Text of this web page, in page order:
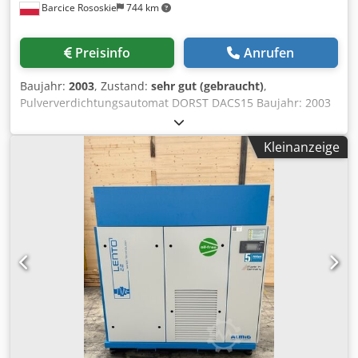
Ballenbindung ist voreingestellt und erfolgt bei geöffneter
Presskammer kann mit handelsüblichem,
vorgeschnittenem Draht oder mit Umreifungsband
Gabelstapler. Spezielle Kanäle an der Basis ermöglichen
das Einführen der Gabelzinken. - Die Ballenauswurftür
wird mittels Handrad verschlossen, was ein sicheres
Öffnen – auch bei besonders elastischen Materialien –
gewährleistet. Ein Endschalter sorgt dafür, dass die Tür
sicher verschlossen ist, bevor gepresst werden kann. Die
obere Tür verfügt über einen hydraulischen
Hebelverschluss mit Bedienelementen an der Maschine. -
Kann direkt an eine Wand gestellt werden, benötigt
lediglich Platz vorne für Beschickung und Ballenentnahme.
- Der Hydraulikkreis ist mit einem Sicherheitsblockier-
Ventil gegen Absturz des Stempels ausgestattet. - Die
Maschine muss am Boden befestigt werden und steht
über einer Auffangwanne für Reinigungsflüssigkeiten.
Technische Daten: • Fabrikat / Modell: MG 50 T.V.E.
1200X1100X3500H • Presskraft: 50 Tonnen • Pressdruck auf
Barcice Rososkie 744 km
Preisinfo Anrufen
Baujahr: 2003, Zustand: sehr gut (gebraucht),
Pulververdichtungsautomat DORST DACS15 Baujahr: 2003
Mechanische Hochleistungs-automatische Presse
Preßkraft: max. 150kN Ausstoßkraft: 50kN Werkzeugauflage
in Pressposition: max. 150kN Rückstellkraft des
Unterstempels: max. 32kN Schließkraft des oberen
Stempels: max. 12kN Hub des Oberstempels: 90mm
Verstellweg Oberstempel: 60mm Csdpfxoggrw Re Ag Hjha
Hubzahl: 8...40Hübe/min
Kleinanzeige